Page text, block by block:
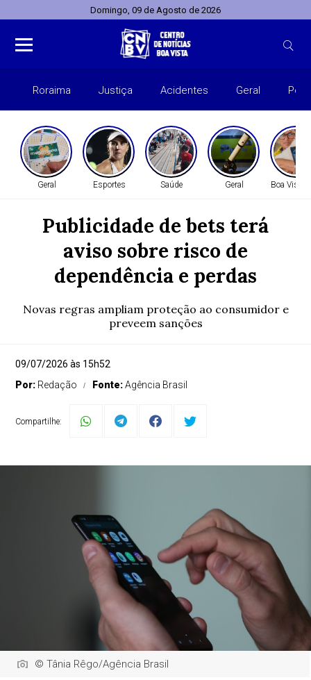
Domingo, 09 de Agosto de 2026
Roraima Justiça Acidentes Geral
Geral Esportes Saúde Geral Boa Vista -
Publicidade de bets terá
aviso sobre risco de
dependência e perdas
Novas regras ampliam proteção ao consumidor e
preveem sanções
09/07/2026 às 15h52
Por: Redação Fonte:Agência Brasil
Compartilhe:
© Tânia Rêgo/Agência Brasil